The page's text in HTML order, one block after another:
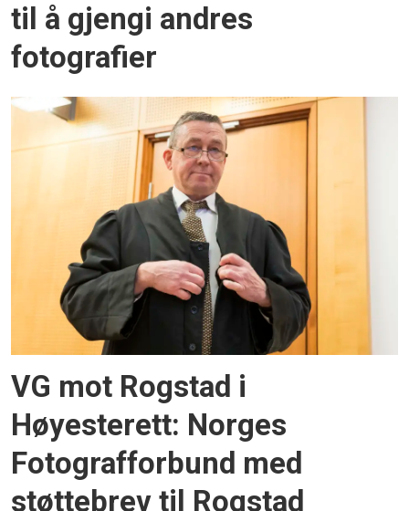
til å gjengi andres
fotografier
VG mot Rogstad i
Høyesterett: Norges
Fotografforbund med
støttebrev til Rogstad